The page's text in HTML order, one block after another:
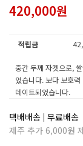
420,000원
적립금
중간 두께 자켓으로,
었습니다. 보다 보호
데이트되었습니다.
택배배송 무료배송
제주 추가 6,000원